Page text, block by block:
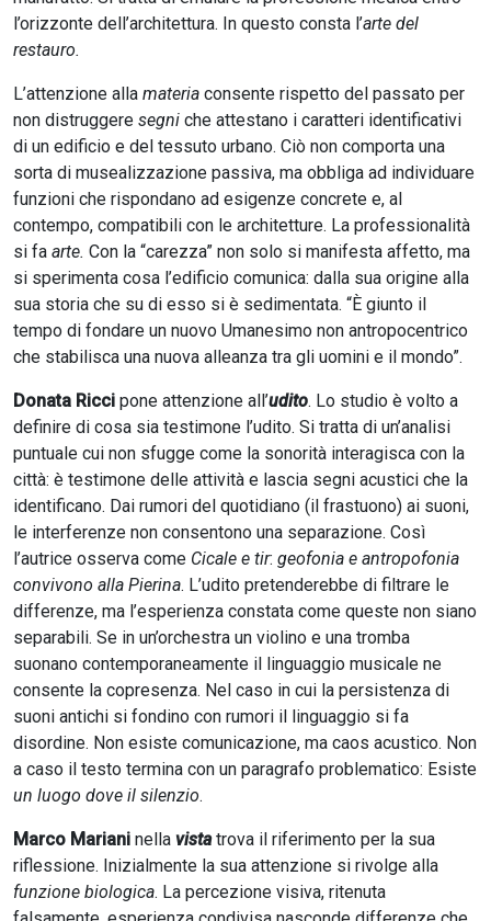
l’orizzonte dell’architettura. In questo consta l’arte del
restauro.
L’attenzione alla materia consente rispetto del passato per
non distruggere segni che attestano i caratteri identificativi
di un edificio e del tessuto urbano. Ciò non comporta una
sorta di musealizzazione passiva, ma obbliga ad individuare
funzioni che rispondano ad esigenze concrete e, al
contempo, compatibili con le architetture. La professionalità
si fa arte. Con la “carezza” non solo si manifesta affetto, ma
si sperimenta cosa l’edificio comunica: dalla sua origine alla
sua storia che su di esso si è sedimentata. “È giunto il
tempo di fondare un nuovo Umanesimo non antropocentrico
che stabilisca una nuova alleanza tra gli uomini e il mondo”.
Donata Ricci pone attenzione all’udito. Lo studio è volto a
definire di cosa sia testimone l’udito. Si tratta di un’analisi
puntuale cui non sfugge come la sonorità interagisca con la
città: è testimone delle attività e lascia segni acustici che la
identificano. Dai rumori del quotidiano (il frastuono) ai suoni,
le interferenze non consentono una separazione. Così
l’autrice osserva come Cicale e tir: geofonia e antropofonia
convivono alla Pierina. L’udito pretenderebbe di filtrare le
differenze, ma l’esperienza constata come queste non siano
separabili. Se in un’orchestra un violino e una tromba
suonano contemporaneamente il linguaggio musicale ne
consente la copresenza. Nel caso in cui la persistenza di
suoni antichi si fondino con rumori il linguaggio si fa
disordine. Non esiste comunicazione, ma caos acustico. Non
a caso il testo termina con un paragrafo problematico: Esiste
un luogo dove il silenzio.
Marco Mariani nella vistatrova il riferimento per la sua
riflessione. Inizialmente la sua attenzione si rivolge alla
funzione biologica. La percezione visiva, ritenuta